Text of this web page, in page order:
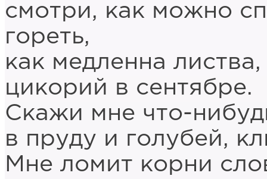
смотри, как можно
гореть,
как медленна
цикорий в сентябре.
Скажи мне что-
в пруду и голубей,
Мне ломит корни